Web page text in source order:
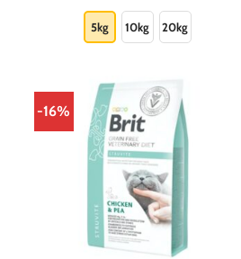
producto
tiene
variantes.
Las
opciones
se
pueden
elegir
en
la
página
5kg 10kg 20kg
-16%